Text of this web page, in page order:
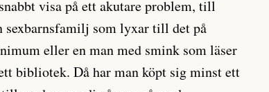
visa på ett akutare problem, till
sexbarnsfamilj som lyxar till det på
eller en man med smink som läser
bibliotek. Då har man köpt sig minst ett